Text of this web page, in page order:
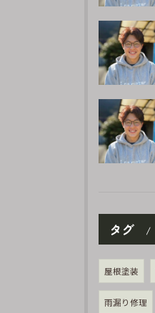
タグ
屋根塗装
雨漏り修理